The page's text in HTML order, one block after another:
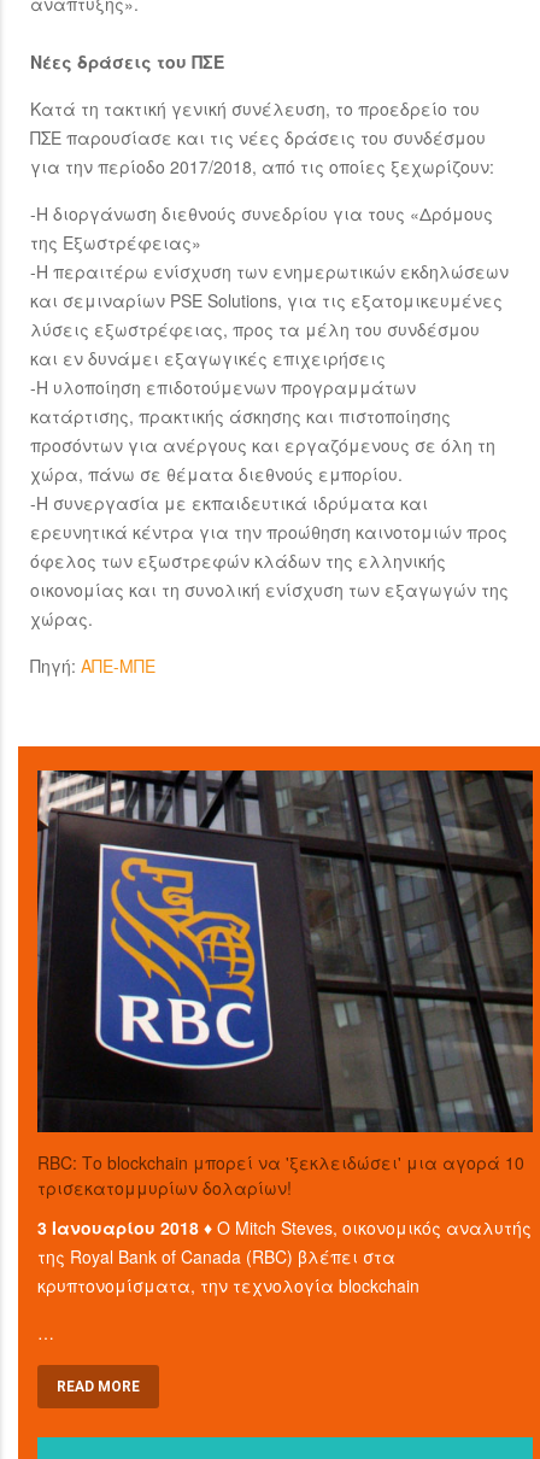
Νέες δράσεις του ΠΣΕ
Κατά τη τακτική γενική συνέλευση, το προεδρείο του
ΠΣΕ παρουσίασε και τις νέες δράσεις του συνδέσμου
για την περίοδο 2017/2018, από τις οποίες ξεχωρίζουν:
-Η διοργάνωση διεθνούς συνεδρίου για τους «Δρόμους
της Εξωστρέφειας»
-Η περαιτέρω ενίσχυση των ενημερωτικών εκδηλώσεων
και σεμιναρίων PSE Solutions, για τις εξατομικευμένες
λύσεις εξωστρέφειας, προς τα μέλη του συνδέσμου
και εν δυνάμει εξαγωγικές επιχειρήσεις
-Η υλοποίηση επιδοτούμενων προγραμμάτων
κατάρτισης, πρακτικής άσκησης και πιστοποίησης
προσόντων για ανέργους και εργαζόμενους σε όλη τη
χώρα, πάνω σε θέματα διεθνούς εμπορίου.
-Η συνεργασία με εκπαιδευτικά ιδρύματα και
ερευνητικά κέντρα για την προώθηση καινοτομιών προς
όφελος των εξωστρεφών κλάδων της ελληνικής
οικονομίας και τη συνολική ενίσχυση των εξαγωγών της
χώρας.
Πηγή: ΑΠΕ-ΜΠΕ
RBC: Το blockchain μπορεί να 'ξεκλειδώσει' μια αγορά 10
τρισεκατομμυρίων δολαρίων!
3 Ιανουαρίου 2018 ♦Ο Mitch Steves, οικονομικός αναλυτής
της Royal Bank of Canada (RBC) βλέπει στα
κρυπτονομίσματα, την τεχνολογία blockchain
…
READ MORE